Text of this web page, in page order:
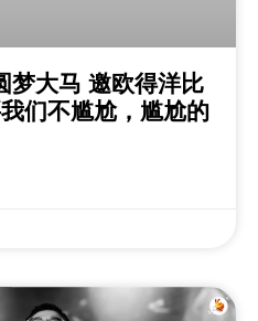
梦大马 邀欧得洋比
们不尴尬，尴尬的